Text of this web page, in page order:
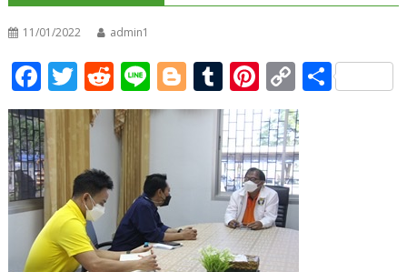
11/01/2022 admin1
F
ac
e
b
o
o
k
T
w
itt
er
R
e
d
di
t
Li
n
Bl
o
er
T
u
m
bl
r
Pi
nt
er
e
st
C
o
p
y
Li
n
S